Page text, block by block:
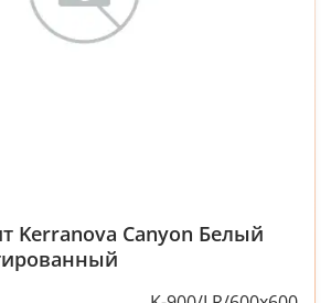
Kerranova Canyon Белый